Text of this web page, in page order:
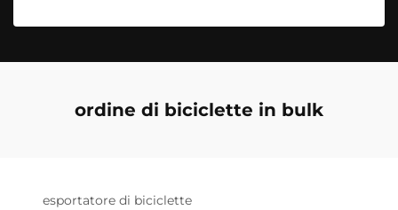
ordine di biciclette in bulk
esportatore di biciclette